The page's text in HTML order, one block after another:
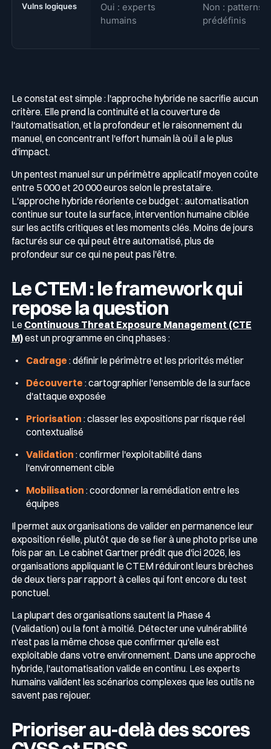
Vulns logiques
Oui : experts
humains
Non : patterns
prédéfinis
Le constat est simple : l'approche hybride ne sacrifie aucun
critère. Elle prend la continuité et la couverture de
l'automatisation, et la profondeur et le raisonnement du
manuel, en concentrant l'effort humain là où il a le plus
d'impact.
Un pentest manuel sur un périmètre applicatif moyen coûte
entre 5 000 et 20 000 euros selon le prestataire.
L'approche hybride réoriente ce budget : automatisation
continue sur toute la surface, intervention humaine ciblée
sur les actifs critiques et les moments clés. Moins de jours
facturés sur ce qui peut être automatisé, plus de
profondeur sur ce qui ne peut pas l'être.
Le CTEM : le framework qui
repose la question
Le Continuous Threat Exposure Management (CTE
M)est un programme en cinq phases :
Cadrage : définir le périmètre et les priorités métier
Découverte : cartographier l'ensemble de la surface
d'attaque exposée
Priorisation : classer les expositions par risque réel
contextualisé
Validation : confirmer l'exploitabilité dans
l'environnement cible
Mobilisation : coordonner la remédiation entre les
équipes
Il permet aux organisations de valider en permanence leur
exposition réelle, plutôt que de se fier à une photo prise une
fois par an. Le cabinet Gartner prédit que d'ici 2026, les
organisations appliquant le CTEM réduiront leurs brèches
de deux tiers par rapport à celles qui font encore du test
ponctuel.
La plupart des organisations sautent la Phase 4
(Validation) ou la font à moitié. Détecter une vulnérabilité
n'est pas la même chose que confirmer qu'elle est
exploitable dans votre environnement. Dans une approche
hybride, l'automatisation valide en continu. Les experts
humains valident les scénarios complexes que les outils ne
savent pas rejouer.
Prioriser au-delà des scores